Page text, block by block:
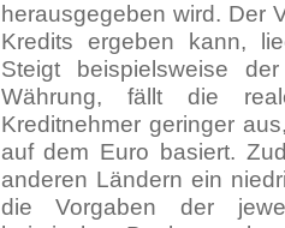
herausgegeben wird. Der
Kredits ergeben kann,
Steigt beispielsweise
Währung, fällt die
Kreditnehmer geringer
auf dem Euro basiert.
anderen Ländern ein
die Vorgaben der